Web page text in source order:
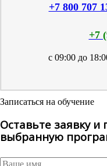
+7 800 707
+7
с 09:00 до
Записаться на обучение
Оставьте заявку и
выбранную